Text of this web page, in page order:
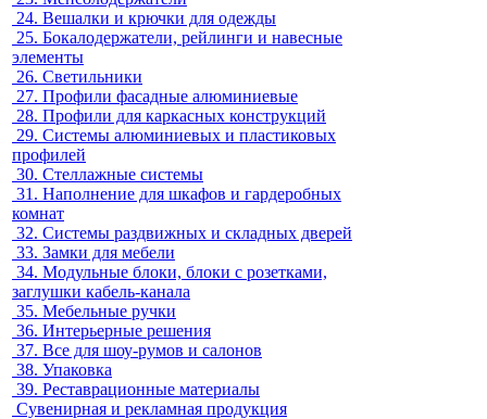
24. Вешалки и крючки для одежды
25. Бокалодержатели, рейлинги и навесные
элементы
26. Светильники
27. Профили фасадные алюминиевые
28. Профили для каркасных конструкций
29. Системы алюминиевых и пластиковых
профилей
30. Стеллажные системы
31. Наполнение для шкафов и гардеробных
комнат
32. Системы раздвижных и складных дверей
33. Замки для мебели
34. Модульные блоки, блоки с розетками,
заглушки кабель-канала
35. Мебельные ручки
36. Интерьерные решения
37. Все для шоу-румов и салонов
38. Упаковка
39. Реставрационные материалы
Сувенирная и рекламная продукция